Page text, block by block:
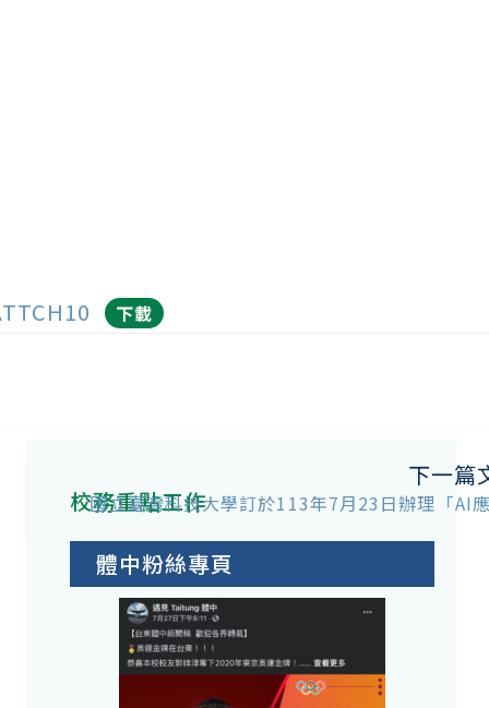
下載
下一篇
國立臺灣科技大學訂於113年7月23日辦理「AI
校務重點工作
體中粉絲專頁